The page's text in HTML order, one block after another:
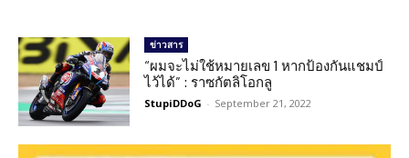
ข่าวสาร
“ผมจะไม่ใช้หมายเลข 1 หากป้องกันแชมป์
ไว้ได้” : ราซกัตลิโอกลู
StupiDDoG - September 21, 2022